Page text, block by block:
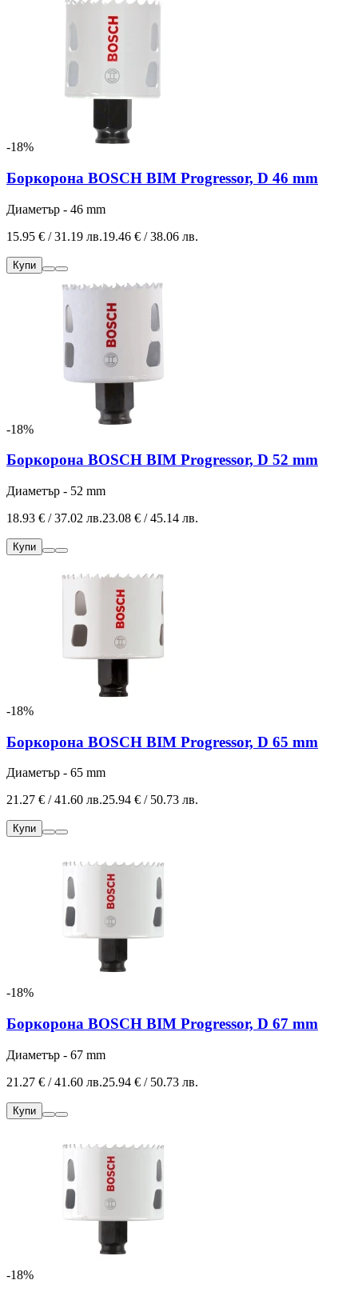
-18%
Боркорона BOSCH BIM Progressor, D 46 mm
Диаметър - 46 mm
15.95 € / 31.19 лв.19.46 € / 38.06 лв.
Купи
-18%
Боркорона BOSCH BIM Progressor, D 52 mm
Диаметър - 52 mm
18.93 € / 37.02 лв.23.08 € / 45.14 лв.
Купи
-18%
Боркорона BOSCH BIM Progressor, D 65 mm
Диаметър - 65 mm
21.27 € / 41.60 лв.25.94 € / 50.73 лв.
Купи
-18%
Боркорона BOSCH BIM Progressor, D 67 mm
Диаметър - 67 mm
21.27 € / 41.60 лв.25.94 € / 50.73 лв.
Купи
-18%